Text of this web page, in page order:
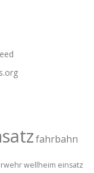
fahrbahn
wellheim einsatz